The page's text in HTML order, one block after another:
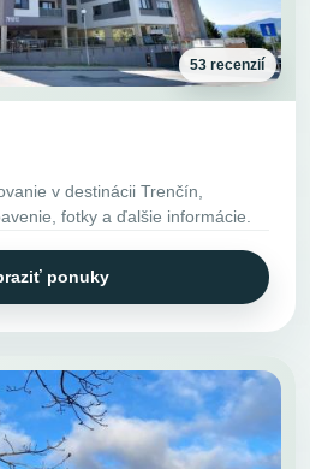
53 recenzií
v destinácii Trenčín,
fotky a ďalšie informácie.
ponuky